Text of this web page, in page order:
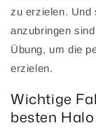
zu erzielen. Und
anzubringen
Übung, um die
erzielen.
Wichtige
besten